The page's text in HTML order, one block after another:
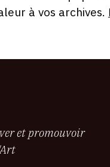
à vos archives.
et promouvoir